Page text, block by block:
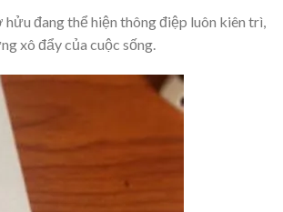
đang thể hiện thông điệp luôn kiên trì,
xô đẩy của cuộc sống.